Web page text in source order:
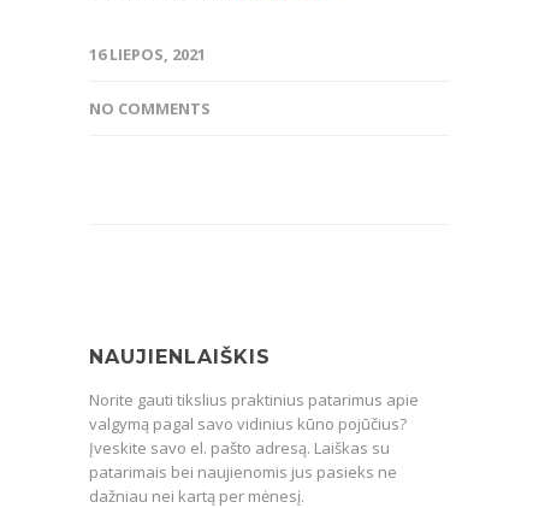
16 LIEPOS, 2021
NO COMMENTS
NAUJIENLAIŠKIS
Norite gauti tikslius praktinius patarimus apie
valgymą pagal savo vidinius kūno pojūčius?
Įveskite savo el. pašto adresą. Laiškas su
patarimais bei naujienomis jus pasieks ne
dažniau nei kartą per mėnesį.